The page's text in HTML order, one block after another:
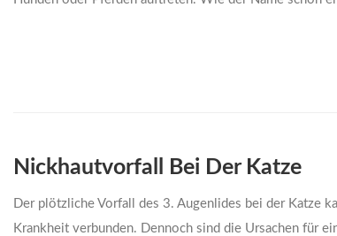
Nickhautvorfall Bei Der Katze
Der plötzliche Vorfall des 3. Augenlides bei der Katze
Krankheit verbunden. Dennoch sind die Ursachen für